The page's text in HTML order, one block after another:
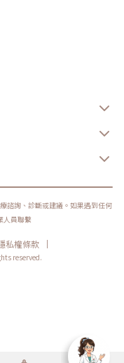
洗臉後輕輕按乾臉部水份，
進修復。• 由於患部皮膚
會讓皮膚變得越來越薄嗎？
彈力蛋白會逐漸流失，導致
能夠有效淡化斑點、去除擴
面的變化，提升數量並重新
和縮小毛孔。因此，雷射
度、更緊緻具有彈性。雷
並非施作1次即可變為無暇
人膚況： 不同膚質與斑點
大、色澤也較深的消費者
。不同的雷射儀器也會影響
要約5次療程，並且每次療
例如顴骨斑，雷射療程反
程初期階段，會有1至2個
漸消退。雷射除斑會留下疤
真皮層，直達患部的色素組
不會造成傷害。因此，接受
療程不太容易再生，但在頻
現。雀斑的生長速度比較
諮詢、診斷或建議。如果遇到任何
人員聯繫
私權條款
|
reserved.